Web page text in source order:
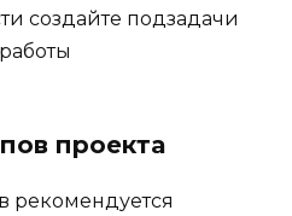
создайте подзадачи
проекта
рекомендуется